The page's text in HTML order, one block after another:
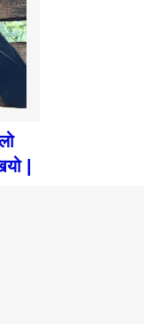
|